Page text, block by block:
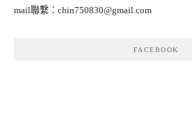
mail聯繫： chin750830@gmail.com
FACEBOOK